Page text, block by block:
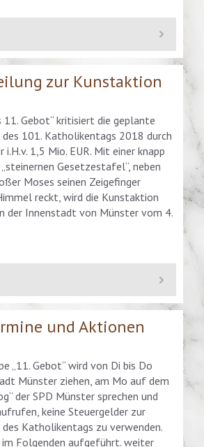
zur Kunstaktion
11. Gebot“ kritisiert die geplante
des 101. Katholikentags 2018 durch
1,5 Mio. EUR. Mit einer knapp
Gesetzestafel“, neben
Moses seinen Zeigefinger
reckt, wird die Kunstaktion
in der Innenstadt von Münster vom 4.
und Aktionen
„11. Gebot“ wird von Di bis Do
Münster ziehen, am Mo auf dem
der SPD Münster sprechen und
keine Steuergelder zur
Katholikentags zu verwenden.
im Folgenden aufgeführt. weiter